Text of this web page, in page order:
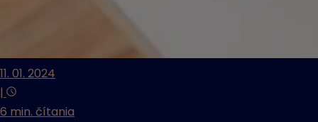
11. 01. 2024
|
6 min. čítania